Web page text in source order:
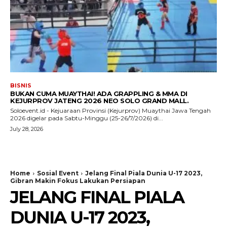
BISNIS
BUKAN CUMA MUAYTHAI! ADA GRAPPLING & MMA DI
KEJURPROV JATENG 2026 NEO SOLO GRAND MALL.
Soloevent.id - Kejuaraan Provinsi (Kejurprov) Muaythai Jawa Tengah
2026 digelar pada Sabtu-Minggu (25-26/7/2026) di...
July 28, 2026